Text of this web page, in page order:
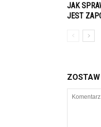
JAK
JEST